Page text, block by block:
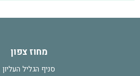
מחוז צפון
סניף הגליל העליון